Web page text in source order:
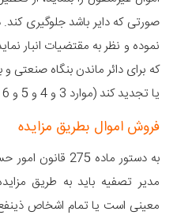
صورتی که دایر باشد جلوگیری
نموده و نظر به مقتضیات انبار
که برای دائر ماندن بنگاه صنعتی
یا تجدید کند (موارد 3 و 4 و 5 و 6 ماده 268 قانون امور حسبی)
فروش اموال بطریق مزایده
به دستور ماده
مدیر تصفیه باید به طریق
معینی است یا تمام اشخاص